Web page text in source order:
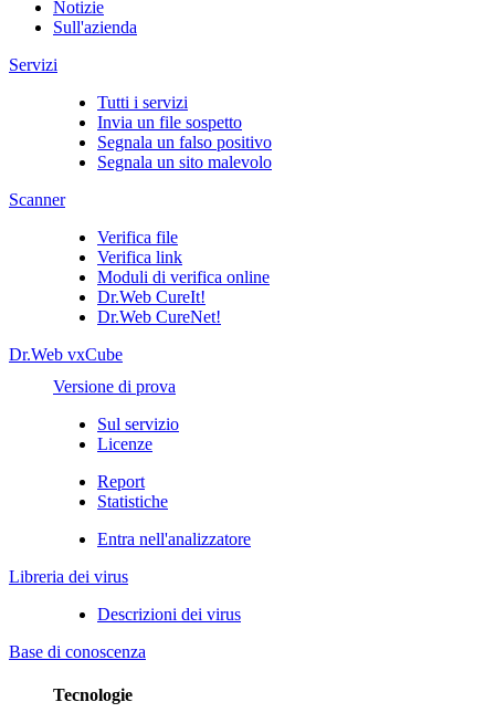
Notizie
Sull'azienda
Servizi
Tutti i servizi
Invia un file sospetto
Segnala un falso positivo
Segnala un sito malevolo
Scanner
Verifica file
Verifica link
Moduli di verifica online
Dr.Web CureIt!
Dr.Web CureNet!
Dr.Web vxCube
Versione di prova
Sul servizio
Licenze
Report
Statistiche
Entra nell'analizzatore
Libreria dei virus
Descrizioni dei virus
Base di conoscenza
Tecnologie